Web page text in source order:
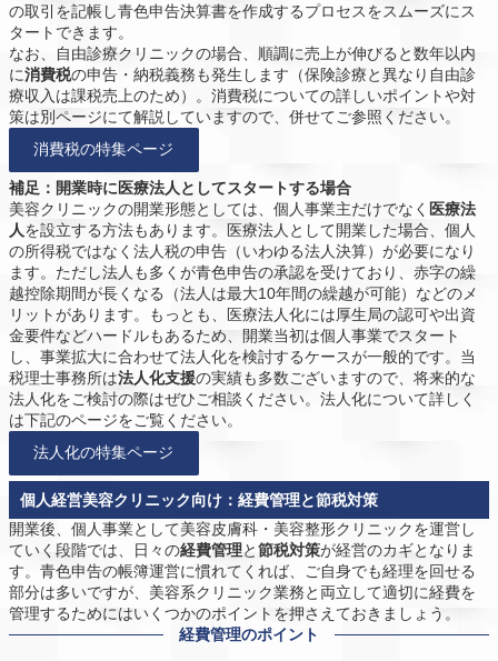
の取引を記帳し青色申告決算書を作成するプロセスをスムーズにス
タートできます。
なお、自由診療クリニックの場合、順調に売上が伸びると数年以内
に消費税の申告・納税義務も発生します（保険診療と異なり自由診
療収入は課税売上のため）。消費税についての詳しいポイントや対
策は別ページにて解説していますので、併せてご参照ください。
消費税の特集ページ
補足：開業時に医療法人としてスタートする場合
美容クリニックの開業形態としては、個人事業主だけでなく 医療法
人を設立する方法もあります。医療法人として開業した場合、個人
の所得税ではなく法人税の申告（いわゆる法人決算）が必要になり
ます。ただし法人も多くが青色申告の承認を受けており、赤字の繰
越控除期間が長くなる（法人は最大10年間の繰越が可能）などのメ
リットがあります。もっとも、医療法人化には厚生局の認可や出資
金要件などハードルもあるため、開業当初は個人事業でスタート
し、事業拡大に合わせて法人化を検討するケースが一般的です。当
税理士事務所は法人化支援の実績も多数ございますので、将来的な
法人化をご検討の際はぜひご相談ください。法人化について詳しく
は下記のページをご覧ください。
法人化の特集ページ
個人経営美容クリニック向け：経費管理と節税対策
開業後、個人事業として美容皮膚科・美容整形クリニックを運営し
ていく段階では、日々の経費管理と節税対策が経営のカギとなりま
す。青色申告の帳簿運営に慣れてくれば、ご自身でも経理を回せる
部分は多いですが、美容系クリニック業務と両立して適切に経費を
管理するためにはいくつかのポイントを押さえておきましょう。
経費管理のポイント